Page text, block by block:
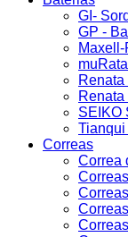
GI-
GP -
Renata
SEIKO
Correas
Correa